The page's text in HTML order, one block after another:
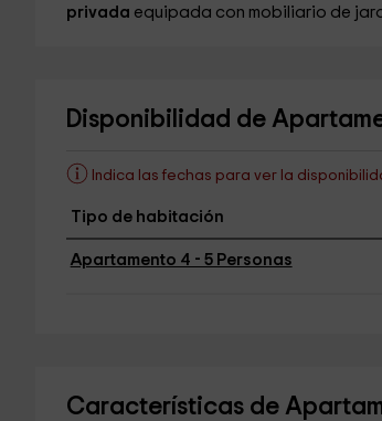
privada equipada con mobiliario de
Disponibilidad de
Indica las fechas para ver la
Tipo de habitación
Apartamento 4 - 5 Personas
Características de